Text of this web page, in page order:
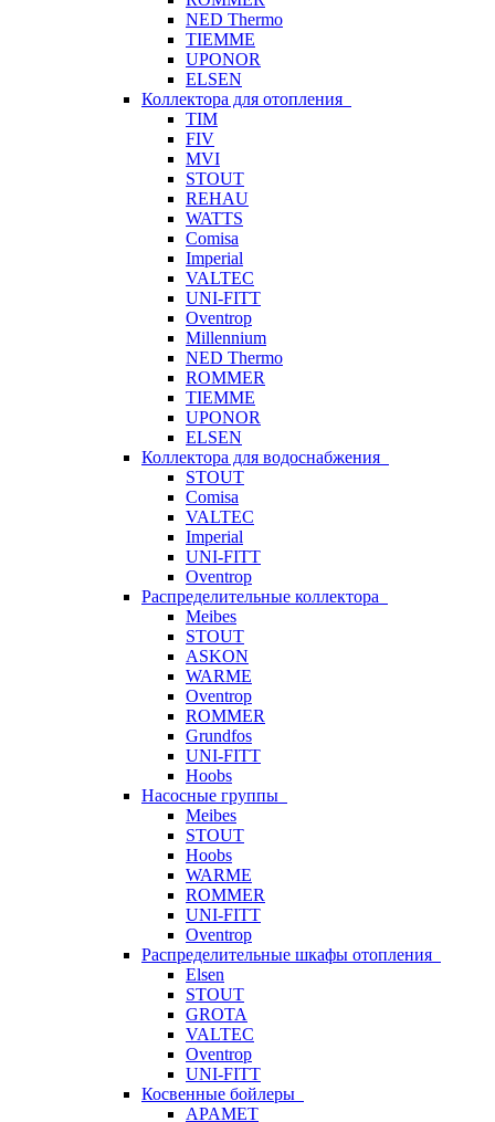
NED Thermo
TIEMME
UPONOR
ELSEN
Коллектора для отопления
TIM
FIV
MVI
STOUT
REHAU
WATTS
Comisa
Imperial
VALTEC
UNI-FITT
Oventrop
Millennium
NED Thermo
ROMMER
TIEMME
UPONOR
ELSEN
Коллектора для водоснабжения
STOUT
Comisa
VALTEC
Imperial
UNI-FITT
Oventrop
Распределительные коллектора
Meibes
STOUT
ASKON
WARME
Oventrop
ROMMER
Grundfos
UNI-FITT
Hoobs
Насосные группы
Meibes
STOUT
Hoobs
WARME
ROMMER
UNI-FITT
Oventrop
Распределительные шкафы отопления
Elsen
STOUT
GROTA
VALTEC
Oventrop
UNI-FITT
Косвенные бойлеры
APAMET